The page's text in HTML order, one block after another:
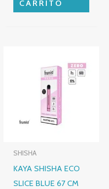
CARRITO
SHISHA
KAYA SHISHA ECO
SLICE BLUE 67 CM